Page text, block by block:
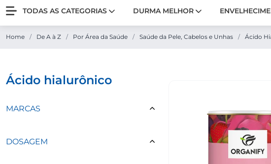
TODAS AS CATEGORIAS DURMA MELHOR
Home / De A à Z / Por Área da Saúde / Saúde da Pele, Cabelos e Unhas / Ácido
ácido hialurônico
MARCAS
DOSAGEM